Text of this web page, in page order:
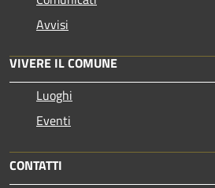
Avvisi
VIVERE IL COMUNE
Luoghi
Eventi
CONTATTI